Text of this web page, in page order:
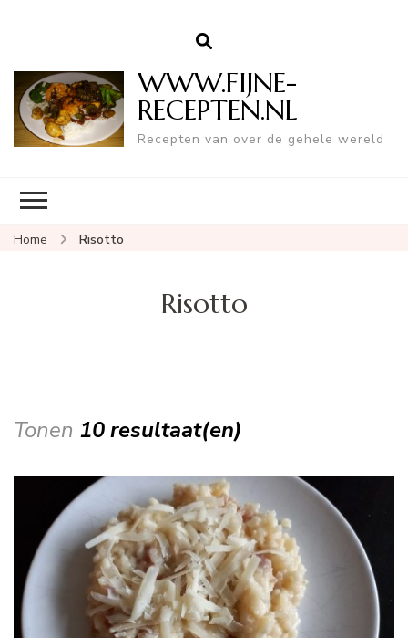
WWW.FIJNE-
RECEPTEN.NL
Recepten van over de gehele wereld
Home Risotto
Risotto
Tonen 10 resultaat(en)